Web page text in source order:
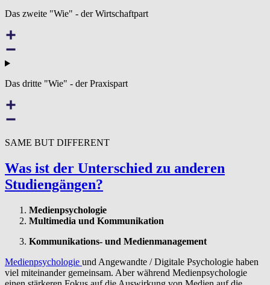
Das zweite "Wie" - der Wirtschaftpart
Das dritte "Wie" - der Praxispart
SAME BUT DIFFERENT
Was ist der Unterschied zu anderen
Studiengängen?
Medienpsychologie
Multimedia und Kommunikation
Kommunikations- und Medienmanagement
Medienpsychologie und Angewandte / Digitale Psychologie haben
viel miteinander gemeinsam. Aber während Medienpsychologie